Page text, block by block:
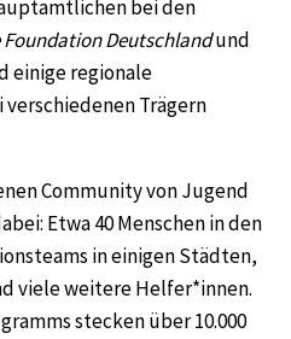
bei den
Foundation Deutschlandund
einige regionale
Trägern
Community von Jugend
Etwa 40 Menschen in den
in einigen Städten,
viele weitere Helfer*innen.
stecken über 10.000